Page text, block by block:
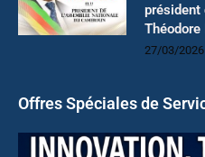
président
Théodore
27/03/2026
Offres Spéciales de